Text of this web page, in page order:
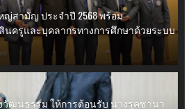
สามัญ ประจำปี 2568 พร้อม
ครูและบุคลากรทางการศึกษาด้วยระบบ
วัฒนธรรม ให้การต้อนรับ นางรุคซานา